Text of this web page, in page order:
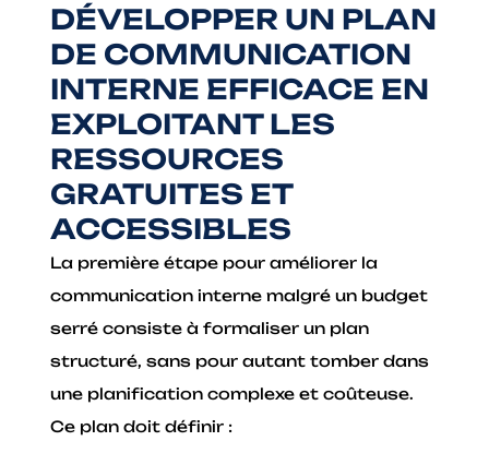
DÉVELOPPER UN PLAN
DE COMMUNICATION
INTERNE EFFICACE EN
EXPLOITANT LES
RESSOURCES
GRATUITES ET
ACCESSIBLES
La première étape pour améliorer la
communication interne malgré un budget
serré consiste à formaliser un plan
structuré, sans pour autant tomber dans
une planification complexe et coûteuse.
Ce plan doit définir :